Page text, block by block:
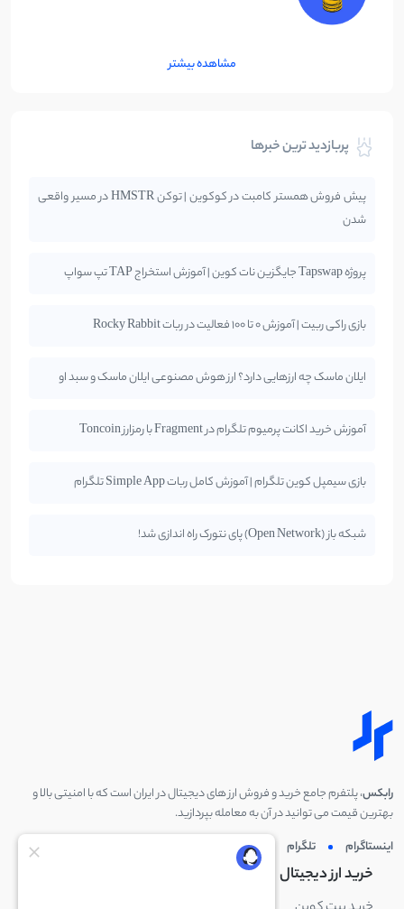
مشاهده بیشتر
پربازدید ترین خبرها
پیش فروش همستر کامبت در کوکوین | توکن HMSTR در مسیر واقعی
شدن
پروژه Tapswap جایگزین نات کوین | آموزش استخراج TAP تپ سواپ
بازی راکی ربیت | آموزش 0 تا 100 فعالیت در ربات Rocky Rabbit
ایلان ماسک چه ارزهایی دارد؟ ارز هوش مصنوعی ایلان ماسک و سبد او
آموزش خرید اکانت پرمیوم تلگرام در Fragment با رمزارز Toncoin
بازی سیمپل کوین تلگرام | آموزش کامل ربات Simple App تلگرام
شبکه باز (Open Network) پای نتورک راه اندازی شد!
رابکس، پلتفرم جامع خرید و فروش ارز های دیجیتال در ایران است که با امنیتی بالا و
بهترین قیمت می توانید در آن به معامله بپردازید.
اینستاگرام
تلگرام توئیتر
خرید ارز دیجیتال